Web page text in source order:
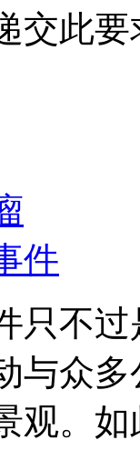
交此要
件
只不
与众
观。